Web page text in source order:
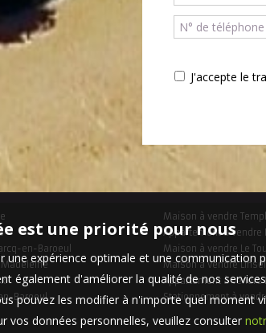
J'accepte le
en-Baroeul
Baroeul
Maison à vendre
Appartement à vendre
Maison à vendre Le
Maison à vendre
Appartement à vendre
Stationnement à
est une priorité pour nous
une expérience optimale et une
également d'améliorer la qualité de nos
pouvez les modifier à n'importe quel
données personnelles, veuillez consulter